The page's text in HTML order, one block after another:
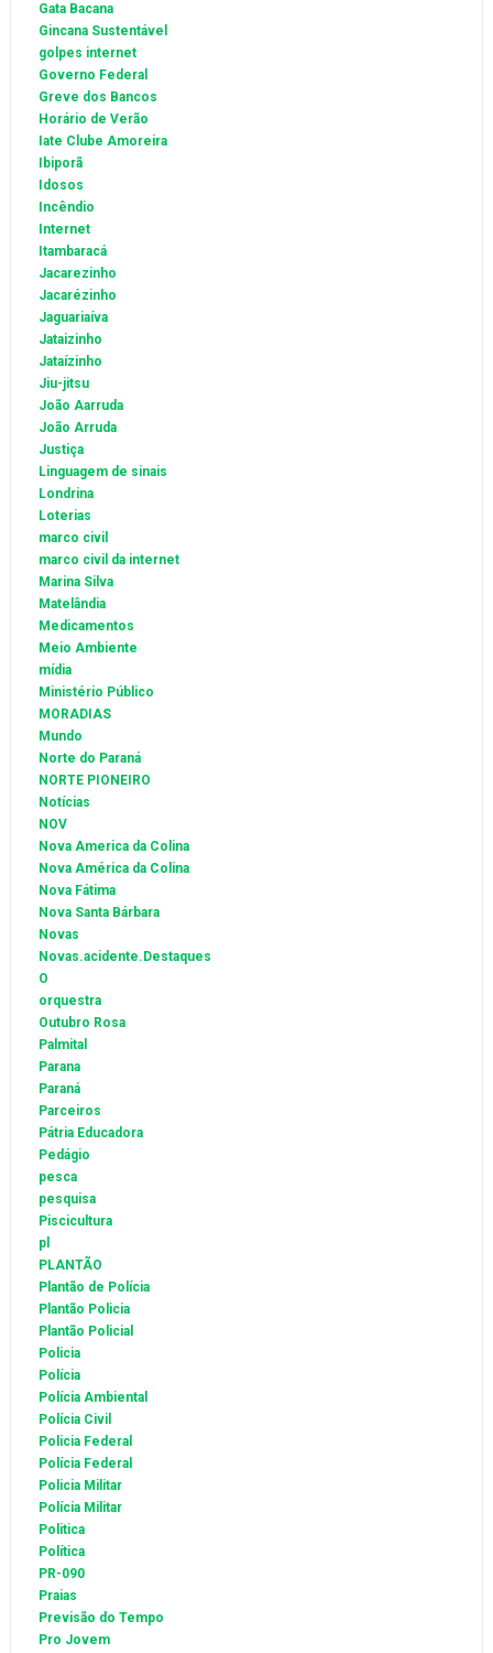
Gata Bacana
Gincana Sustentável
golpes internet
Governo Federal
Greve dos Bancos
Horário de Verão
Iate Clube Amoreira
Ibiporã
Idosos
Incêndio
Internet
Itambaracá
Jacarezinho
Jacarézinho
Jaguariaíva
Jataizinho
Jataízinho
Jiu-jitsu
João Aarruda
João Arruda
Justiça
Linguagem de sinais
Londrina
Loterias
marco civil
marco civil da internet
Marina Silva
Matelândia
Medicamentos
Meio Ambiente
mídia
Ministério Público
MORADIAS
Mundo
Norte do Paraná
NORTE PIONEIRO
Notícias
NOV
Nova America da Colina
Nova América da Colina
Nova Fátima
Nova Santa Bárbara
Novas
Novas.acidente.Destaques
O
orquestra
Outubro Rosa
Palmital
Parana
Paraná
Parceiros
Pátria Educadora
Pedágio
pesca
pesquisa
Piscicultura
pl
PLANTÃO
Plantão de Polícia
Plantão Policia
Plantão Policial
Policia
Polícia
Polícia Ambiental
Polícia Civil
Policia Federal
Polícia Federal
Policia Militar
Polícia Militar
Politica
Política
PR-090
Praias
Previsão do Tempo
Pro Jovem